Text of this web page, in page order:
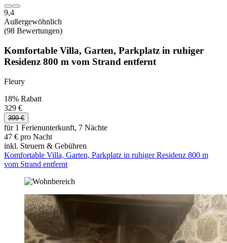
9,4
Außergewöhnlich
(98 Bewertungen)
Komfortable Villa, Garten, Parkplatz in ruhiger
Residenz 800 m vom Strand entfernt
Fleury
18% Rabatt
329 €
399 €
für 1 Ferienunterkunft, 7 Nächte
47 € pro Nacht
inkl. Steuern & Gebühren
Komfortable Villa, Garten, Parkplatz in ruhiger Residenz 800 m
vom Strand entfernt